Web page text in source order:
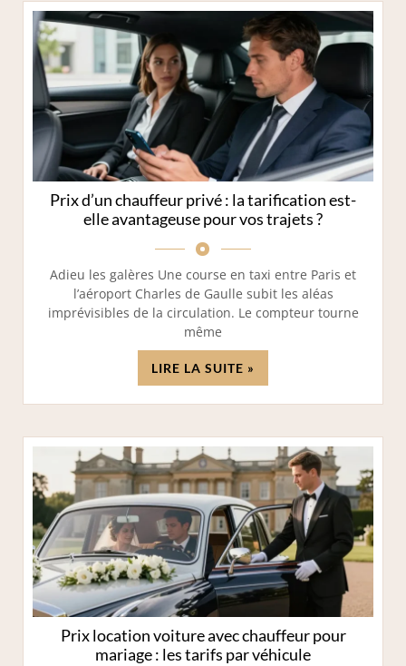
Prix d’un chauffeur privé : la tarification est-
elle avantageuse pour vos trajets ?
Adieu les galères Une course en taxi entre Paris et
l’aéroport Charles de Gaulle subit les aléas
imprévisibles de la circulation. Le compteur tourne
même
LIRE LA SUITE »
Prix location voiture avec chauffeur pour
mariage : les tarifs par véhicule